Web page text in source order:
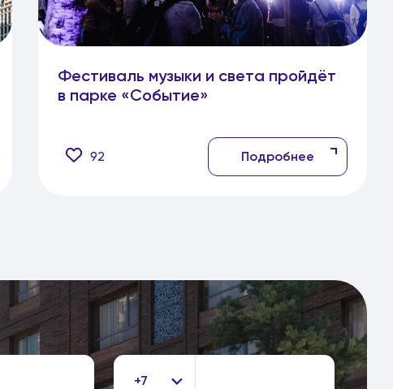
Фестиваль музыки и света пройдёт
в парке «Событие»
92 Подробнее
+7